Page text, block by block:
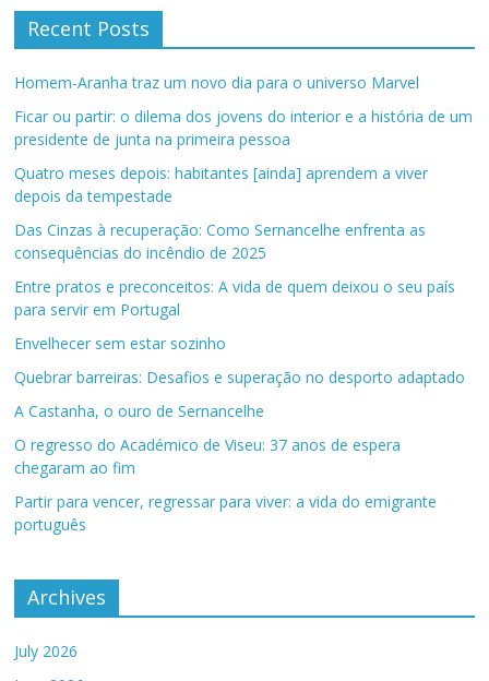
Recent Posts
Homem-Aranha traz um novo dia para o universo Marvel
Ficar ou partir: o dilema dos jovens do interior e a história de um
presidente de junta na primeira pessoa
Quatro meses depois: habitantes [ainda] aprendem a viver
depois da tempestade
Das Cinzas à recuperação: Como Sernancelhe enfrenta as
consequências do incêndio de 2025
Entre pratos e preconceitos: A vida de quem deixou o seu país
para servir em Portugal
Envelhecer sem estar sozinho
Quebrar barreiras: Desafios e superação no desporto adaptado
A Castanha, o ouro de Sernancelhe
O regresso do Académico de Viseu: 37 anos de espera
chegaram ao fim
Partir para vencer, regressar para viver: a vida do emigrante
português
Archives
July 2026